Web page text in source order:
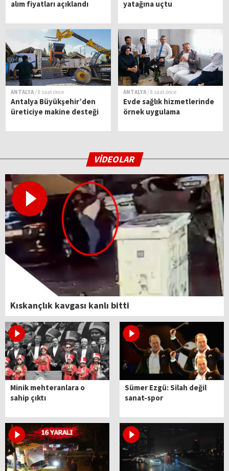
alım fiyatları açıklandı yatağına uçtu
ANTALYA / 8 saat önce
Antalya Büyükşehir’den
üreticiye makine desteği
ANTALYA / 8 saat önce
Evde sağlık hizmetlerinde
örnek uygulama
VİDEOLAR
Kıskançlık kavgası kanlı bitti
Minik mehteranlara o
sahip çıktı
Sümer Ezgü: Silah değil
sanat-spor